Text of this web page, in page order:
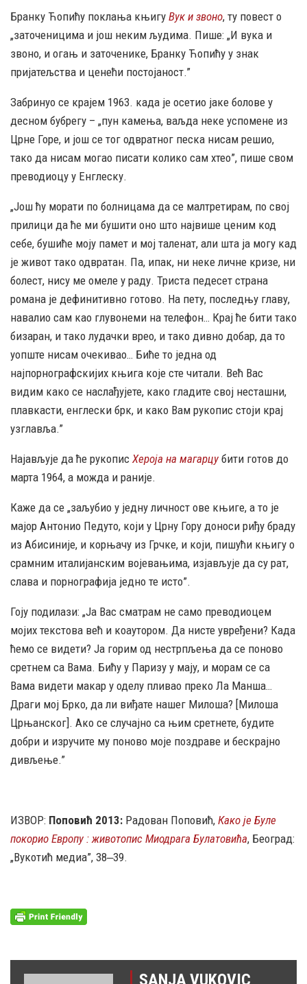
Бранку Ћопићу поклања књигу Вук и звоно, ту повест о
„заточеницима и још неким људима. Пише: „И вука и
звоно, и огањ и заточенике, Бранку Ћопићу у знак
пријатељства и ценећи постојаност.”
Забринуо се крајем 1963. када је осетио јаке болове у
десном бубрегу – „пун камења, ваљда неке успомене из
Црне Горе, и још се тог одвратног песка нисам решио,
тако да нисам могао писати колико сам хтео”, пише свом
преводиоцу у Енглеску.
„Још ћу морати по болницама да се малтретирам, по свој
прилици да ће ми бушити оно што највише ценим код
себе, бушиће моју памет и мој таленат, али шта ја могу кад
је живот тако одвратан. Па, ипак, ни неке личне кризе, ни
болест, нису ме омеле у раду. Триста педесет страна
романа је дефинитивно готово. На пету, последњу главу,
навалио сам као глувонеми на телефон… Крај ће бити тако
бизаран, и тако лудачки врео, и тако дивно добар, да то
уопште нисам очекивао… Биће то једна од
најпорнографскијих књига које сте читали. Већ Вас
видим како се наслађујете, како гладите свој несташни,
плавкасти, енглески брк, и како Вам рукопис стоји крај
узглавља.”
Најављује да ће рукопис Хероја на магарцу бити готов до
марта 1964, а можда и раније.
Каже да се „заљубио у једну личност ове књиге, а то је
мајор Антонио Педуто, који у Црну Гору доноси риђу браду
из Абисиније, и корњачу из Грчке, и који, пишући књигу о
срамним италијанским војевањима, изјављује да су рат,
слава и порнографија једно те исто”.
Гоју подилази: „Ја Вас сматрам не само преводиоцем
мојих текстова већ и коаутором. Да нисте увређени? Када
ћемо се видети? Ја горим од нестрпљења да се поново
сретнем са Вама. Бићу у Паризу у мају, и морам се са
Вама видети макар у оделу пливао преко Ла Манша…
Драги мој Брко, да ли виђате нашег Милоша? [Милоша
Црњанског]. Ако се случајно са њим сретнете, будите
добри и изручите му поново моје поздраве и бескрајно
дивљење.”
ИЗВОР: Поповић 2013: Радован Поповић, Како је Буле
покорио Европу : животопис Миодрага Булатовића, Београд:
„Вукотић медиа”, 38‒39.
SANJA VUKOVIC